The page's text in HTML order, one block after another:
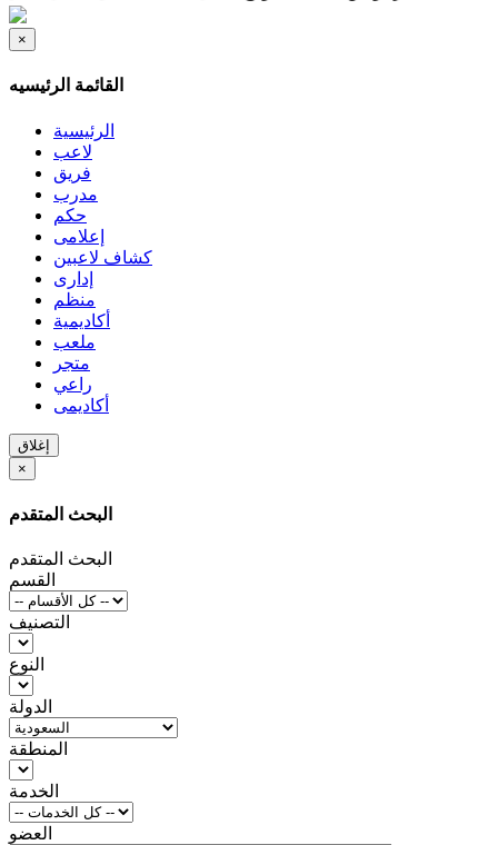
×
القائمة الرئيسيه
الرئيسية
لاعب
فريق
مدرب
حكم
إعلامى
كشاف لاعبين
إدارى
منظم
أكاديمية
ملعب
متجر
راعي
أكاديمى
إغلاق
×
البحث المتقدم
البحث المتقدم
القسم
التصنيف
النوع
الدولة
المنطقة
الخدمة
العضو